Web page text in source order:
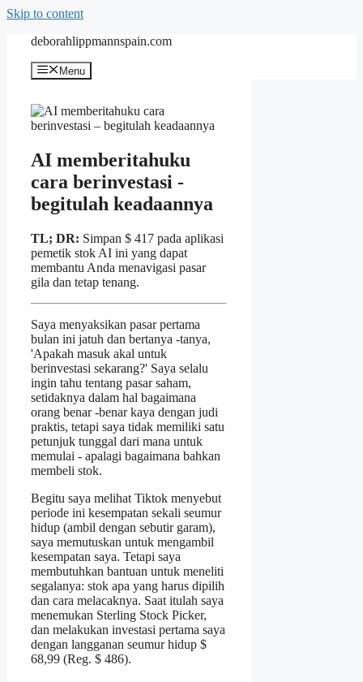
Skip to content
deborahlippmannspain.com
Menu
AI memberitahuku
cara berinvestasi -
begitulah keadaannya
TL; DR: Simpan $ 417 pada aplikasi
pemetik stok AI ini yang dapat
membantu Anda menavigasi pasar
gila dan tetap tenang.
Saya menyaksikan pasar pertama
bulan ini jatuh dan bertanya -tanya,
'Apakah masuk akal untuk
berinvestasi sekarang?' Saya selalu
ingin tahu tentang pasar saham,
setidaknya dalam hal bagaimana
orang benar -benar kaya dengan judi
praktis, tetapi saya tidak memiliki satu
petunjuk tunggal dari mana untuk
memulai - apalagi bagaimana bahkan
membeli stok.
Begitu saya melihat Tiktok menyebut
periode ini kesempatan sekali seumur
hidup (ambil dengan sebutir garam),
saya memutuskan untuk mengambil
kesempatan saya. Tetapi saya
membutuhkan bantuan untuk meneliti
segalanya: stok apa yang harus dipilih
dan cara melacaknya. Saat itulah saya
menemukan Sterling Stock Picker,
dan melakukan investasi pertama saya
dengan langganan seumur hidup $
68,99 (Reg. $ 486).